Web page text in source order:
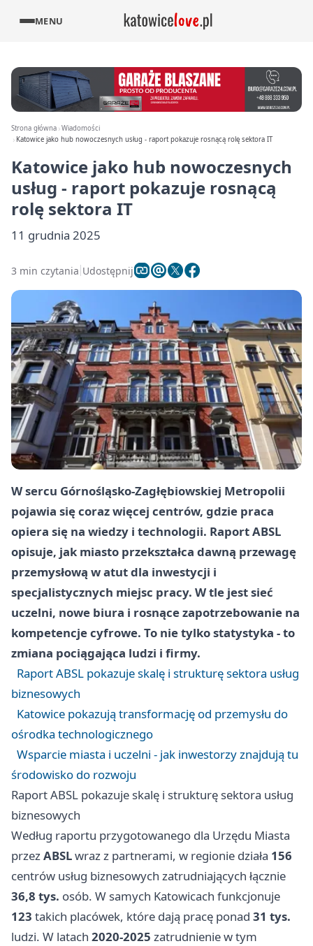
MENU
Strona główna Wiadomości
Katowice jako hub nowoczesnych usług - raport pokazuje rosnącą rolę sektora IT
Katowice jako hub nowoczesnych
usług - raport pokazuje rosnącą
rolę sektora IT
11 grudnia 2025
3 min czytania Udostępnij
W sercu Górnośląsko-Zagłębiowskiej Metropolii
pojawia się coraz więcej centrów, gdzie praca
opiera się na wiedzy i technologii. Raport ABSL
opisuje, jak miasto przekształca dawną przewagę
przemysłową w atut dla inwestycji i
specjalistycznych miejsc pracy. W tle jest sieć
uczelni, nowe biura i rosnące zapotrzebowanie na
kompetencje cyfrowe. To nie tylko statystyka - to
zmiana pociągająca ludzi i firmy.
Raport ABSL pokazuje skalę i strukturę sektora usług
biznesowych
Katowice pokazują transformację od przemysłu do
ośrodka technologicznego
Wsparcie miasta i uczelni - jak inwestorzy znajdują tu
środowisko do rozwoju
Raport ABSL pokazuje skalę i strukturę sektora usług
biznesowych
Według raportu przygotowanego dla Urzędu Miasta
przezABSLwraz z partnerami, w regionie działa 156
centrów usług biznesowych zatrudniających łącznie
36,8 tys. osób. W samych Katowicach funkcjonuje
123 takich placówek, które dają pracę ponad 31 tys.
ludzi. W latach 2020-2025 zatrudnienie w tym